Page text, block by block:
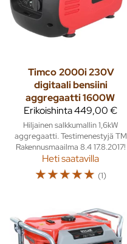
Timco2000i 230V
digitaali bensiini
aggregaatti 1600W
Erikoishinta449,00 €
Hiljainen salkkumallin 1,6kW
aggregaatti. Testimenestyjä TM
Rakennusmaailma 8.4 17.8.2017!
Heti saatavilla
☆☆☆☆☆ (1)